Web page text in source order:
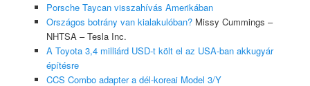
Porsche Taycan visszahívás Amerikában
Országos botrány van kialakulóban?Missy Cummings –
NHTSA – Tesla Inc.
A Toyota 3,4 milliárd USD-t költ el az USA-ban akkugyár
építésre
CCS Combo adapter a dél-koreai Model 3/Y